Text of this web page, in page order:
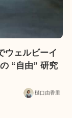
ウェルビーイ
“自由” 研究
樋口由香里